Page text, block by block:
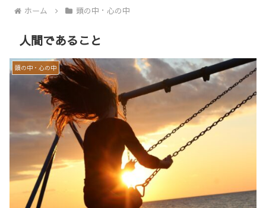
ホーム 頭の中・心の中
人間であること
頭の中・心の中